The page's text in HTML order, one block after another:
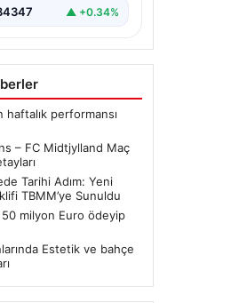
▲ +0.34%
haftalık performansı
– FC Midtjylland Maç
Tarihi Adım: Yeni
TBMM’ye Sunuldu
milyon Euro ödeyip
Estetik ve bahçe